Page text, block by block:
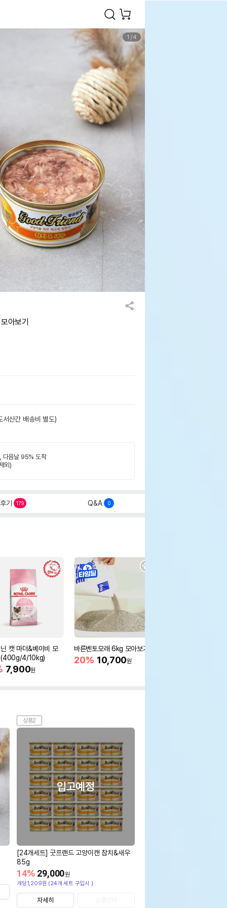
1 /4
아보기
서산간 배송비 별도)
다음날 95% 도착
외)
후기 179 Q&A 0
캣 마더&베이비 모
(400g/4/10kg)
7,900원
바른벤토모래 6kg 모아보기
20% 10,700원
상품2
입고예정
[24개세트] 굿프랜드 고양이캔 참치&새우
85g
29,000원
14%
개당1,209원 (24개 세트 구입시 )
자세히